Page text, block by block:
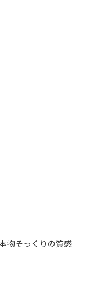
そっくりの質感